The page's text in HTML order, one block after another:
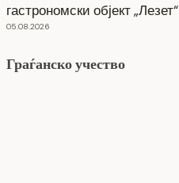
гастрономски објект „Лезет“
05.08.2026
Граѓанско учество